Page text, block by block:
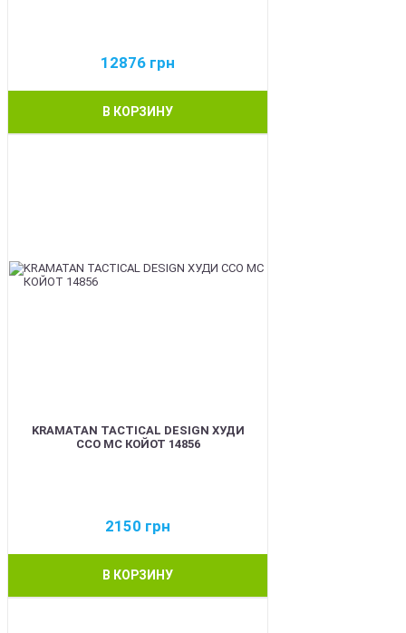
12876 грн
В КОРЗИНУ
KRAMATAN TACTICAL DESIGN ХУДИ
ССО МС КОЙОТ 14856
2150 грн
В КОРЗИНУ